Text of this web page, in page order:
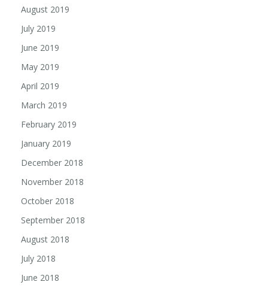
August 2019
July 2019
June 2019
May 2019
April 2019
March 2019
February 2019
January 2019
December 2018
November 2018
October 2018
September 2018
August 2018
July 2018
June 2018